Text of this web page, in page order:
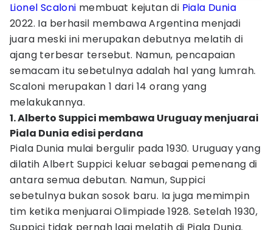
Lionel Scaloni membuat kejutan di Piala Dunia
2022. Ia berhasil membawa Argentina menjadi
juara meski ini merupakan debutnya melatih di
ajang terbesar tersebut. Namun, pencapaian
semacam itu sebetulnya adalah hal yang lumrah.
Scaloni merupakan 1 dari 14 orang yang
melakukannya.
1. Alberto Suppici membawa Uruguay menjuarai
Piala Dunia edisi perdana
Piala Dunia mulai bergulir pada 1930. Uruguay yang
dilatih Albert Suppici keluar sebagai pemenang di
antara semua debutan. Namun, Suppici
sebetulnya bukan sosok baru. Ia juga memimpin
tim ketika menjuarai Olimpiade 1928. Setelah 1930,